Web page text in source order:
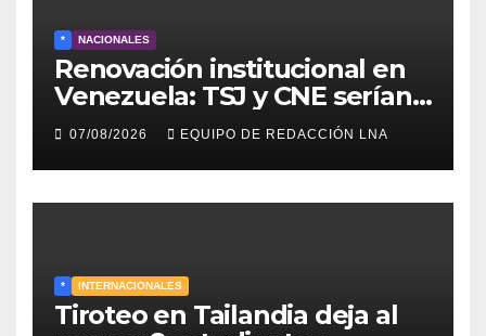
* NACIONALES
Renovación institucional en
Venezuela: TSJ y CNE serían
designados a finales de 2026
07/08/2026 EQUIPO DE REDACCIÓN LNA
* INTERNACIONALES
Tiroteo en Tailandia deja al